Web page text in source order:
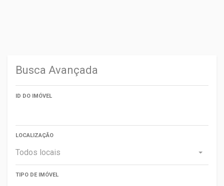
Busca Avançada
ID DO IMÓVEL
LOCALIZAÇÃO
Todos locais
TIPO DE IMÓVEL